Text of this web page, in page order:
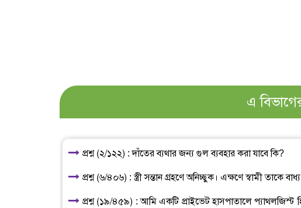
এ
প্রশ্ন (২/১২২) : দাঁতের ব্যথার জন্য গুল ব্যবহার করা যাবে কি?
প্রশ্ন (৬/৪০৬) : স্ত্রী সন্তান গ্রহণে অনিচ্ছুক। এক্ষণে স্বামী তাকে
প্রশ্ন (১৯/৪৫৯) : আমি একটি প্রাইভেট হাসপাতালে প্যাথলজিস্ট